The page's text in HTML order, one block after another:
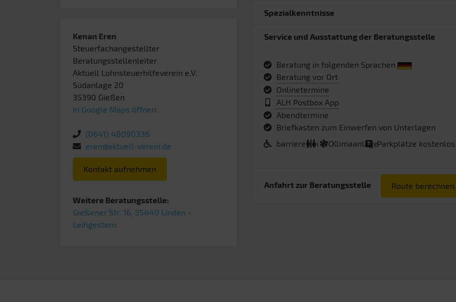
Kenan Eren
Steuerfachangestellter
Beratungsstellenleiter
Aktuell Lohnsteuerhilfeverein e.V.
Südanlage 20
35390 Gießen
In Google Maps öffnen
(0641) 48090336
eren@aktuell-verein.de
Kontakt aufnehmen
Weitere Beratungsstelle:
Gießener Str. 16, 35440 Linden -
Leihgestern
Spezialkenntnisse
Service und Ausstattung der Beratungsstelle
Beratung in folgenden Sprachen
Beratung vor Ort
Onlinetermine
ALH Postbox App
Abendtermine
Briefkasten zum Einwerfen von Unterlagen
barrierefrei WCKlimaanlageParkplätze kostenlos
Anfahrt zur Beratungsstelle Route berechnen